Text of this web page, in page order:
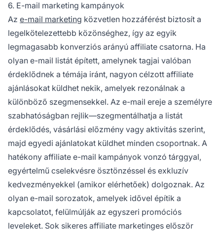
6. E-mail marketing kampányok
Az e-mail marketing közvetlen hozzáférést biztosít a
legelkötelezettebb közönséghez, így az egyik
legmagasabb konverziós arányú affiliate csatorna. Ha
olyan e-mail listát épített, amelynek tagjai valóban
érdeklődnek a témája iránt, nagyon célzott affiliate
ajánlásokat küldhet nekik, amelyek rezonálnak a
különböző szegmensekkel. Az e-mail ereje a személyre
szabhatóságban rejlik—szegmentálhatja a listát
érdeklődés, vásárlási előzmény vagy aktivitás szerint,
majd egyedi ajánlatokat küldhet minden csoportnak. A
hatékony affiliate e-mail kampányok vonzó tárggyal,
egyértelmű cselekvésre ösztönzéssel és exkluzív
kedvezményekkel (amikor elérhetőek) dolgoznak. Az
olyan e-mail sorozatok, amelyek idővel építik a
kapcsolatot, felülmúlják az egyszeri promóciós
leveleket. Sok sikeres affiliate marketinges először